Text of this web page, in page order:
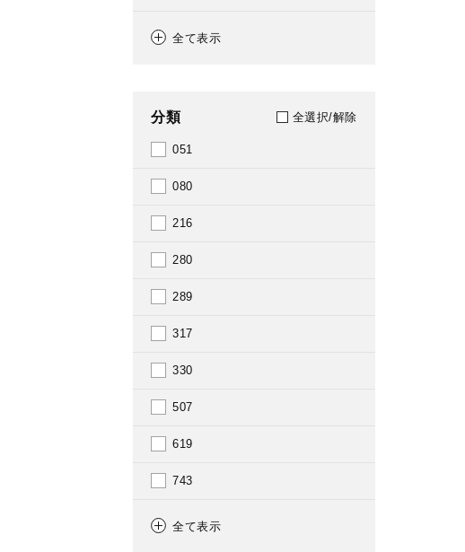
1967
全て表示
分類 全選択/解除
051
080
216
280
289
317
330
507
619
743
796
全て表示